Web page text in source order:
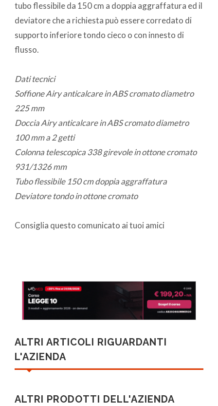
tubo flessibile da 150 cm a doppia aggraffatura ed il
deviatore che a richiesta può essere corredato di
supporto inferiore tondo cieco o con innesto di
flusso.
Dati tecnici
Soffione Airy anticalcare in ABS cromato diametro
225 mm
Doccia Airy anticalcare in ABS cromato diametro
100 mm a 2 getti
Colonna telescopica 338 girevole in ottone cromato
931/1326 mm
Tubo flessibile 150 cm doppia aggraffatura
Deviatore tondo in ottone cromato
Consiglia questo comunicato ai tuoi amici
ALTRI ARTICOLI RIGUARDANTI
L'AZIENDA
ALTRI PRODOTTI DELL'AZIENDA